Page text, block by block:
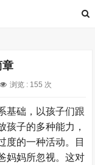
章
浏览 : 155 次
基础，以孩子们跟
孩子的多种能力，
度的一种活动。目
妈妈所忽视。这对